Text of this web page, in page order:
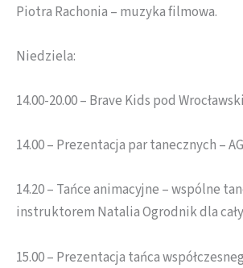
Piotra Rachonia – muzyka filmowa.
Niedziela:
14.00-20.00 – Brave Kids pod
14.00 – Prezentacja par tanecznych –
14.20 – Tańce animacyjne – wspólne
instruktorem Natalia Ogrodnik dla
15.00 – Prezentacja tańca